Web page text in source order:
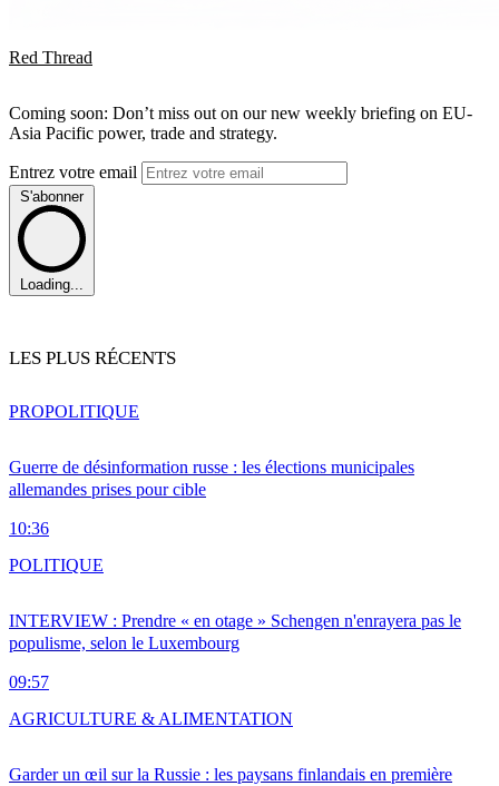
Red Thread
Coming soon: Don’t miss out on our new weekly briefing on EU-
Asia Pacific power, trade and strategy.
Entrez votre email
S'abonner
Loading...
LES PLUS RÉCENTS
Guerre de désinformation russe : les élections municipales
allemandes prises pour cible
10:36
PROPOLITIQUE
INTERVIEW : Prendre « en otage » Schengen n'enrayera pas le
populisme, selon le Luxembourg
09:57
POLITIQUE
Garder un œil sur la Russie : les paysans finlandais en première
AGRICULTURE & ALIMENTATION